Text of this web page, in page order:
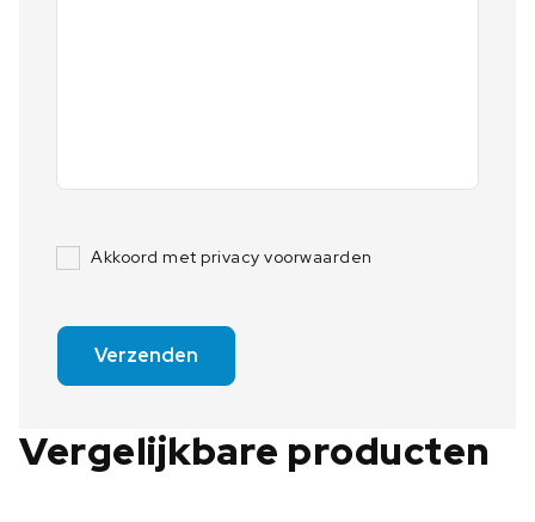
Akkoord met privacy voorwaarden
Verzenden
Vergelijkbare producten